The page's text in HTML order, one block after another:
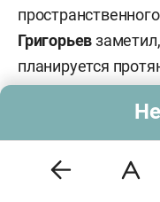
Григорьев
планируется
Нижнекамска и
Горьковскую и
дороги. Но это